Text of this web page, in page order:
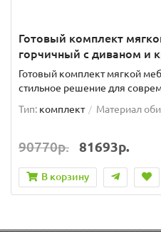
Готовый комплект
горчичный с диваном и
Готовый комплект мягкой
стильное решение для
Тип: комплект Материал
90770р. 81693р.
В корзину